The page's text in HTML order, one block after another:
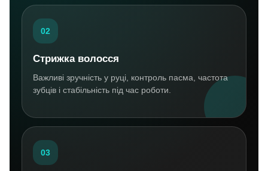
02
Стрижка волосся
Важливі зручність у руці, контроль пасма, частота
зубців і стабільність під час роботи.
03